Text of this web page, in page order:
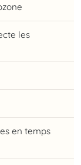
les
en temps